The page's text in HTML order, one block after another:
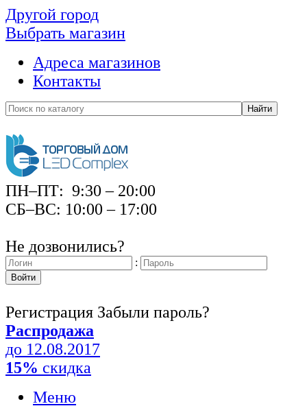
Другой город
Выбрать магазин
Адреса магазинов
Контакты
Найти
ПН–ПТ: 9:30 – 20:00
СБ–ВС: 10:00 – 17:00
Не дозвонились?
:
Войти
Регистрация Забыли пароль?
Распродажа
до 12.08.2017
15% скидка
Меню